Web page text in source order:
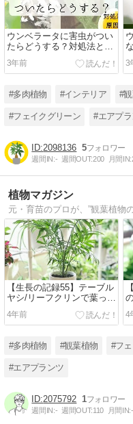
ウンベラータに害虫がつい
たらどうする？対処法と原
因を解説
3年前 3
#多肉植物 #インテリア #
#フェイクグリーン #エアプ
2098136 5
週間IN:- 週間OUT:200 月間IN:
植物マガジン
【生長の記録55】テーブル
ヤシ/リーフクリンで葉っぱ
がツヤツヤです【観葉植
物】
4年前 4
#多肉植物 #観葉植物 #フ
#エアプランツ
2075792 1
週間IN:- 週間OUT:110 月間IN:-